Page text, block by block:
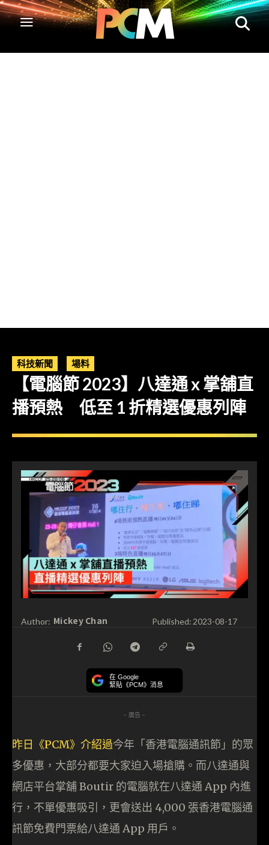
科技新聞 場料
【電腦節 2023】八達通 x 掌舖直
播預熱 低至 1 折精選優惠列陣
Author: Mickey Chan Published: 2023-08-17
在 Google
緊貼《PCM》消息
- 廣告 -
昨日《PCM》介紹過今年「香港電腦通訊節」的眾
多優惠，大部分都要大家迫入場搶購。而八達通與
網店平台掌舖 Boutir 的電腦就在八達通 App 內進
行，不單優惠吸引，更會送出 4,000 張香港電腦通
訊節免費門票給八達通 App 用戶。